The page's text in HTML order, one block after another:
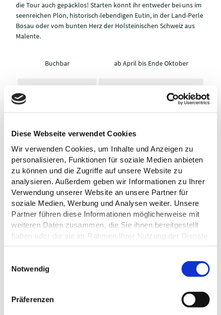
Diese Webseite verwendet Cookies
Wir verwenden Cookies, um Inhalte und Anzeigen zu
personalisieren, Funktionen für soziale Medien anbieten
zu können und die Zugriffe auf unsere Website zu
analysieren. Außerdem geben wir Informationen zu Ihrer
Verwendung unserer Website an unsere Partner für
soziale Medien, Werbung und Analysen weiter. Unsere
Partner führen diese Informationen möglicherweise mit
weiteren Daten zusammen, die Sie ihnen bereitgestellt
haben oder die sie im Rahmen Ihrer Nutzung der Dienste
gesammelt haben.
Datenschutz
Notwendig
Präferenzen
die Tour auch gepäcklos! Starten könnt ihr entweder bei uns im
seenreichen Plön, historisch-lebendigen Eutin, in der Land-Perle
Bosau oder vom bunten Herz der Holsteinischen Schweiz aus
Malente.
Buchbar ab April bis Ende Oktober
Inklusive
Wanderkarte und auf Wunsch
Kosten
5 Übernachtungen: ab 520,00
€ pro Person
Sonstiges
es können auch weniger
Übernachtungen und nur
Teilabschnitte der
Wanderwege gebucht werden